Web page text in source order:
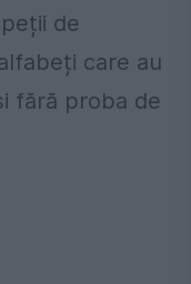
de
care au
fără proba de